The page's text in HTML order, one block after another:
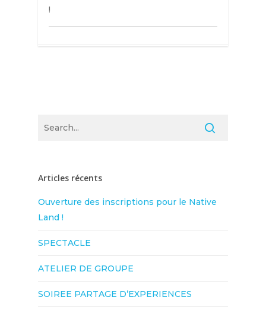
!
Articles récents
Ouverture des inscriptions pour le Native
Land !
SPECTACLE
ATELIER DE GROUPE
SOIREE PARTAGE D’EXPERIENCES